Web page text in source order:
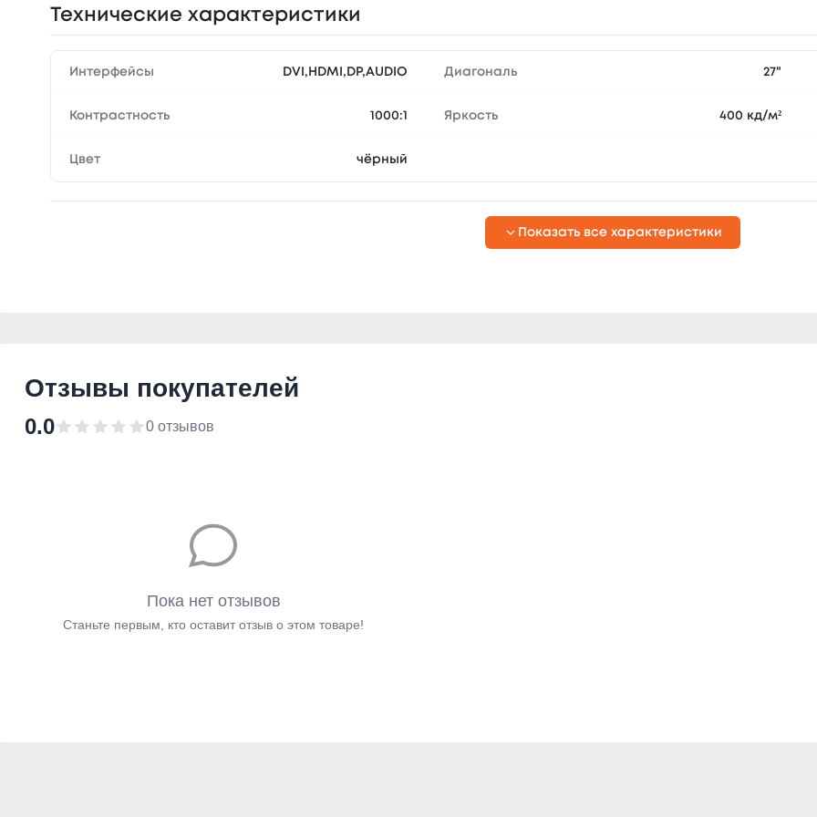
Технические характеристики
Интерфейсы DVI,HDMI,DP,AUDIO Диагональ 27"
Контрастность 1000:1 Яркость 400 кд/м²
Цвет чёрный
Показать все характеристики
Отзывы покупателей
0.0 0 отзывов
Пока нет отзывов
Станьте первым, кто оставит отзыв о этом товаре!